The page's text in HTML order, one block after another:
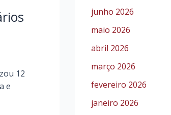
12
e
junho 2026
maio 2026
abril 2026
março 2026
fevereiro 2026
janeiro 2026